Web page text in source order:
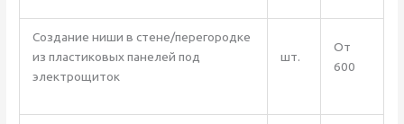
Создание ниши в стене/перегородке
из пластиковых панелей под
электрощиток
шт.
От
600